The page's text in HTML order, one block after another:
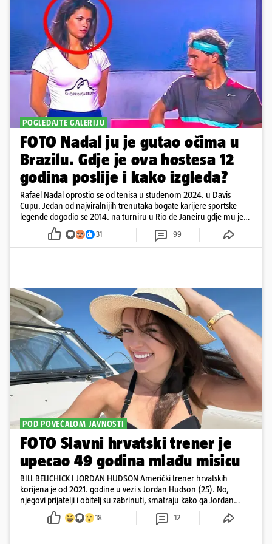
POGLEDAJTE GALERIJU
FOTO Nadal ju je gutao očima u
Brazilu. Gdje je ova hostesa 12
godina poslije i kako izgleda?
Rafael Nadal oprostio se od tenisa u studenom 2024. u Davis
Cupu. Jedan od najviralnijih trenutaka bogate karijere sportske
legende dogodio se 2014. na turniru u Rio de Janeiru gdje mu je
pažnju odvlačila ljepotica iza klupe
31 99
POD POVEĆALOM JAVNOSTI
FOTO Slavni hrvatski trener je
upecao 49 godina mlađu misicu
BILL BELICHICK I JORDAN HUDSON Američki trener hrvatskih
korijena je od 2021. godine u vezi s Jordan Hudson (25). No,
njegovi prijatelji i obitelj su zabrinuti, smatraju kako ga Jordan
kontrolira
18 12